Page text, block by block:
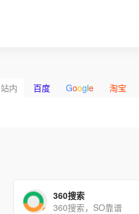
站内 百度 Google 淘宝
360搜索
360搜索，SO靠谱